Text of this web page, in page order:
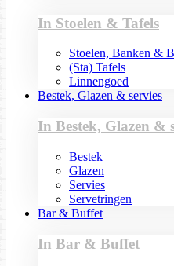
In Stoelen & Tafels
Stoelen, Banken &
(Sta) Tafels
Linnengoed
Bestek, Glazen & servies
In Bestek, Glazen &
Bestek
Glazen
Servies
Servetringen
Bar & Buffet
In Bar & Buffet